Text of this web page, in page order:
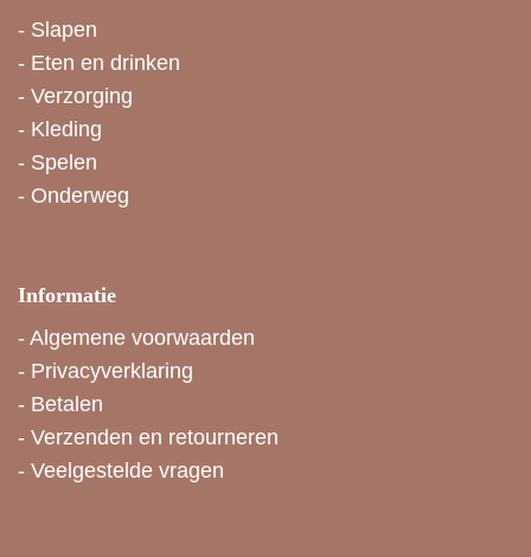
- Slapen
- Eten en drinken
- Verzorging
- Kleding
- Spelen
- Onderweg
Informatie
- Algemene voorwaarden
- Privacyverklaring
- Betalen
- Verzenden en retourneren
- Veelgestelde vragen